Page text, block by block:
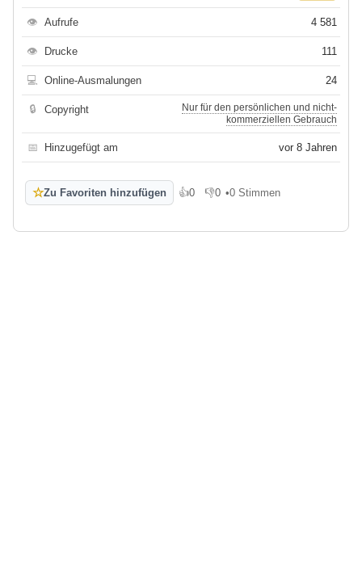
👁 Aufrufe 4 581
👁 Drucke 111
💻 Online-Ausmalungen 24
🔒 Copyright
Nur für den persönlichen und nicht-
kommerziellen Gebrauch
📅 Hinzugefügt am vor 8 Jahren
☆Zu Favoriten hinzufügen 👍0
Gefällt mir
👎0
Gefällt mir nicht
•0 Stimmen